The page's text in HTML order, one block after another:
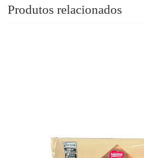
Produtos relacionados